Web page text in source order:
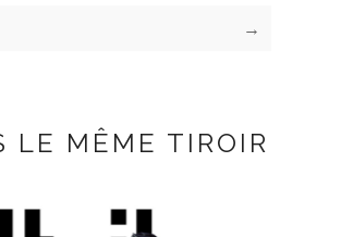
→
LE MÊME TIROIR